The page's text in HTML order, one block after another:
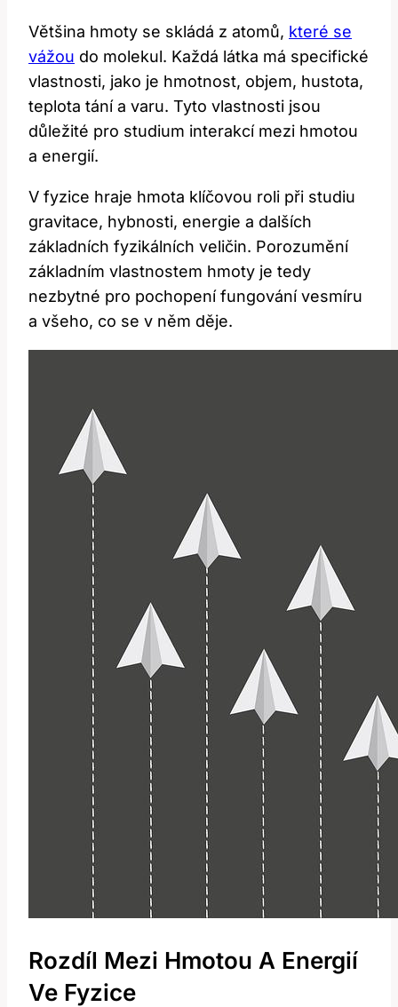
Většina hmoty se skládá z atomů, které se
vážou do molekul. Každá látka má specifické
vlastnosti, jako je hmotnost, objem, hustota,
teplota tání a varu. Tyto vlastnosti jsou
důležité pro studium interakcí mezi hmotou
a energií.
V fyzice hraje hmota klíčovou roli při studiu
gravitace, hybnosti, energie a dalších
základních fyzikálních veličin. Porozumění
základním vlastnostem hmoty je tedy
nezbytné pro pochopení fungování vesmíru
a všeho, co se v něm děje.
Rozdíl Mezi Hmotou A Energií
Ve Fyzice